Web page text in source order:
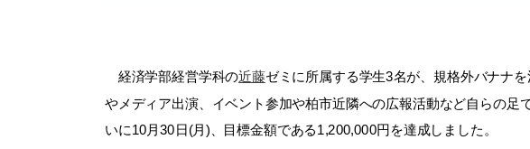
経済学部経営学科の近藤ゼミに所属する学生3名が、規格外バナナ
やメディア出演、イベント参加や柏市近隣への広報活動など自らの
いに10月30日(月)、目標金額である1,200,000円を達成しました。